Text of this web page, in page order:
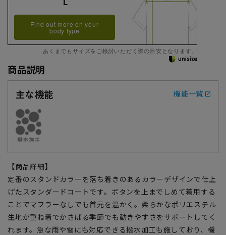
Find out more on your
body type
あくまでもサイズをご検討いただく際の目安となります。
商品説明
主な機能
機能一覧
【商品詳細】
定番のスタンドカラーを落ち着きのあるカラーデザインで仕上
げたスタンダードコートです。ボタンを上までしめて着用する
ことでマフラーなしでも首元を温かく。柔らかなポリエステル
生地が重ね着でかさばる季節でも動きやすさをサポートしてく
れます。急な雨や雪にも対応できる撥水加工も施しており、機